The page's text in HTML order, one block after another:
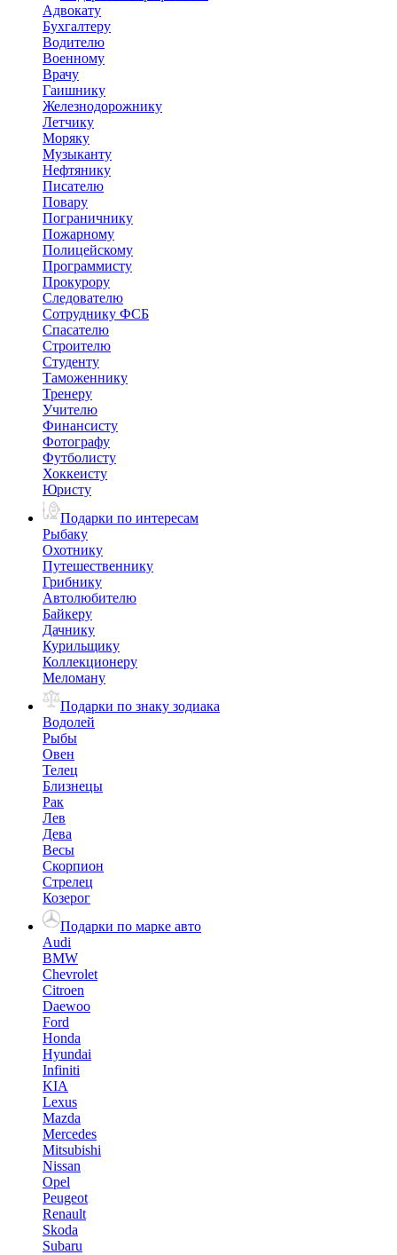
Адвокату
Бухгалтеру
Водителю
Военному
Врачу
Гаишнику
Железнодорожнику
Летчику
Моряку
Музыканту
Нефтянику
Писателю
Повару
Пограничнику
Пожарному
Полицейскому
Программисту
Прокурору
Следователю
Сотруднику ФСБ
Спасателю
Строителю
Студенту
Таможеннику
Тренеру
Учителю
Финансисту
Фотографу
Футболисту
Хоккеисту
Юристу
Подарки по интересам
Рыбаку
Охотнику
Путешественнику
Грибнику
Автолюбителю
Байкеру
Дачнику
Курильщику
Коллекционеру
Меломану
Подарки по знаку зодиака
Водолей
Рыбы
Овен
Телец
Близнецы
Рак
Лев
Дева
Весы
Скорпион
Стрелец
Козерог
Подарки по марке авто
Audi
BMW
Chevrolet
Citroen
Daewoo
Ford
Honda
Hyundai
Infiniti
KIA
Lexus
Mazda
Mercedes
Mitsubishi
Nissan
Opel
Peugeot
Renault
Skoda
Subaru